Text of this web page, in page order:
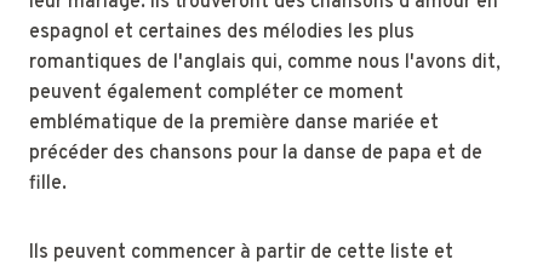
espagnol et certaines des mélodies les plus
romantiques de l'anglais qui, comme nous l'avons dit,
peuvent également compléter ce moment
emblématique de la première danse mariée et
précéder des chansons pour la danse de papa et de
fille.
Ils peuvent commencer à partir de cette liste et